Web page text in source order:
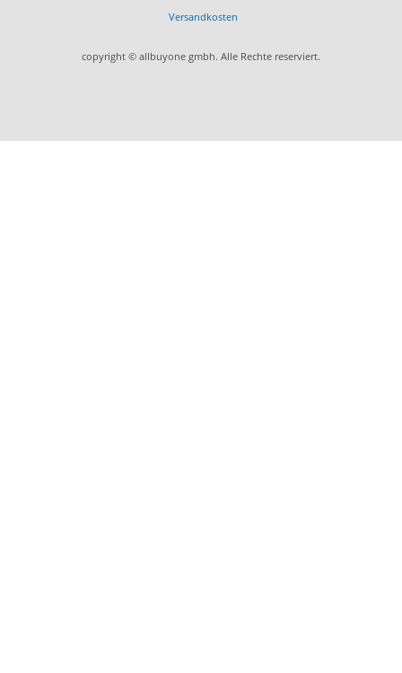
Versandkosten
copyright © allbuyone gmbh. Alle Rechte reserviert.